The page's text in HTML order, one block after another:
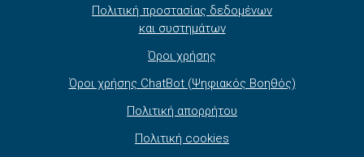
Πολιτική προστασίας δεδομένων
και συστημάτων
Όροι χρήσης
Όροι χρήσης ChatBot (Ψηφιακός Βοηθός)
Πολιτική απορρήτου
Πολιτική cookies